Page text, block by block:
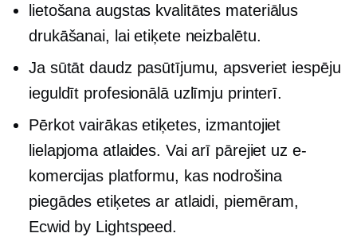
lietošanaaugstas kvalitātes materiālus
drukāšanai, lai etiķete neizbalētu.
Ja sūtāt daudz pasūtījumu, apsveriet iespēju
ieguldīt profesionālā uzlīmju printerī.
Pērkot vairākas etiķetes, izmantojiet
lielapjoma atlaides. Vai arī pārejiet uz e-
komercijas platformu, kas nodrošina
piegādes etiķetes ar atlaidi, piemēram,
Ecwid by Lightspeed.